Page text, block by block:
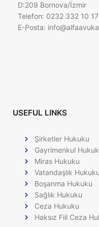
D:209 Bornova/İzmir
Telefon: 0232 332 10 17
E-Posta:
USEFUL LINKS
Şirketler Hukuku
Gayrimenkul
Miras Hukuku
Vatandaşlık Hukuku
Boşanma Hukuku
Sağlık Hukuku
Ceza Hukuku
Haksız Fiil Ceza